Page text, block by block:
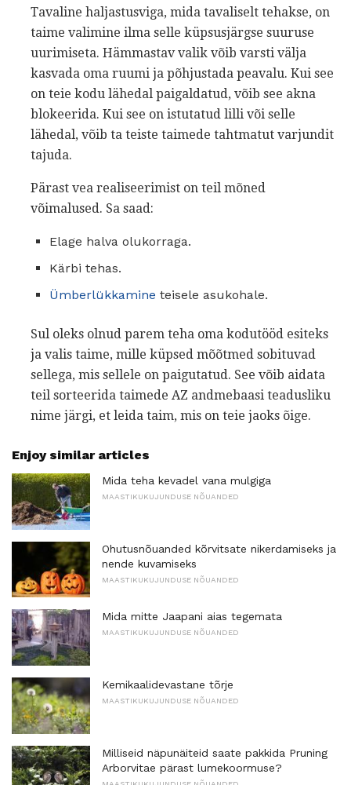
Tavaline haljastusviga, mida tavaliselt tehakse, on
taime valimine ilma selle küpsusjärgse suuruse
uurimiseta. Hämmastav valik võib varsti välja
kasvada oma ruumi ja põhjustada peavalu. Kui see
on teie kodu lähedal paigaldatud, võib see akna
blokeerida. Kui see on istutatud lilli või selle
lähedal, võib ta teiste taimede tahtmatut varjundit
tajuda.
Pärast vea realiseerimist on teil mõned
võimalused. Sa saad:
Elage halva olukorraga.
Kärbi tehas.
Ümberlükkamine teisele asukohale.
Sul oleks olnud parem teha oma kodutööd esiteks
ja valis taime, mille küpsed mõõtmed sobituvad
sellega, mis sellele on paigutatud. See võib aidata
teil sorteerida taimede AZ andmebaasi teadusliku
nime järgi, et leida taim, mis on teie jaoks õige.
Enjoy similar articles
Mida teha kevadel vana mulgiga
MAASTIKUKUJUNDUSE NÕUANDED
Ohutusnõuanded kõrvitsate nikerdamiseks ja
nende kuvamiseks
MAASTIKUKUJUNDUSE NÕUANDED
Mida mitte Jaapani aias tegemata
MAASTIKUKUJUNDUSE NÕUANDED
Kemikaalidevastane tõrje
MAASTIKUKUJUNDUSE NÕUANDED
Milliseid näpunäiteid saate pakkida Pruning
Arborvitae pärast lumekoormuse?